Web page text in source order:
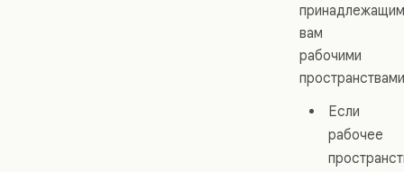
вам
рабочими
Если
рабочее